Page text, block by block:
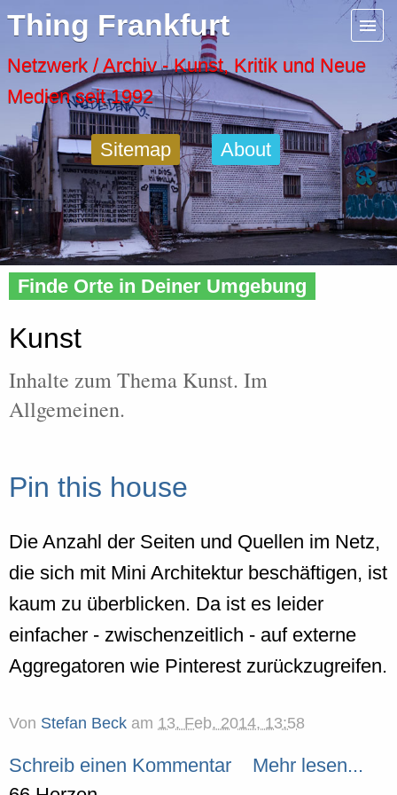
Thing Frankfurt
Netzwerk / Archiv - Kunst, Kritik und Neue
Medien seit 1992
Sitemap About
Home »Tags» Kunst
Finde Orte in Deiner Umgebung
Kunst
Inhalte zum Thema Kunst. Im
Allgemeinen.
Pin this house
Die Anzahl der Seiten und Quellen im Netz,
die sich mit Mini Architektur beschäftigen, ist
kaum zu überblicken. Da ist es leider
einfacher - zwischenzeitlich - auf externe
Aggregatoren wie Pinterest zurückzugreifen.
Von Stefan Beck am 13. Feb. 2014, 13:58
Schreib einen Kommentar
Mehr lesen...
Menu
Artspaces
Cool Places
Frankfurt Diary
Activity
Recent Posts